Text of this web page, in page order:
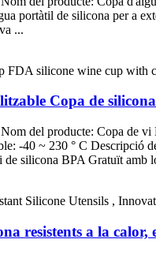
portàtil de silicona per a
...
Copa de
del producte: Copa de
-40 ~ 230 ° C Descripció
de silicona BPA Gratuït
resistents a la